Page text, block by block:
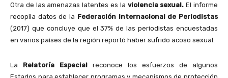
Otra de las amenazas latentes es la violencia sexual. El informe
recopila datos de la Federación Internacional de Periodistas
(2017) que concluye que el 37% de las periodistas encuestadas
en varios países de la región reportó haber sufrido acoso sexual.
La Relatoría Especial reconoce los esfuerzos de algunos